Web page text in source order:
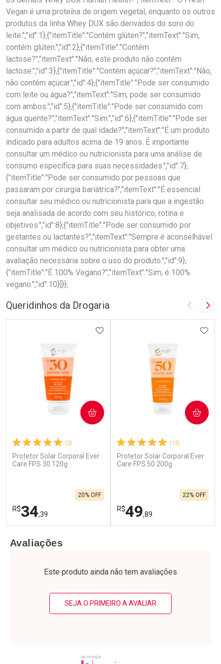
Queridinhos da Drogaria Imagem
(2)
Protetor Solar Corporal Ever
Care FPS 30 120g
R$34,39
20% OFF
ADICIONAR AOS FAVORITOS
COMPRAR
Laboratório
Por Menos
(13)
Protetor Solar Corporal Ever
Care FPS 50 200g
R$49,89
22% OFF
COMPRAR
Laboratório
Por Menos
Avaliações
Este produto ainda não tem avaliações
SEJA O PRIMEIRO A AVALIAR